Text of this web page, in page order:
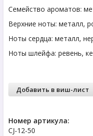
Семейство ароматов:
Верхние ноты: металл,
Ноты сердца: металл,
Ноты шлейфа: ревень,
Добавить в виш-лист
Номер артикула:
CJ-12-50